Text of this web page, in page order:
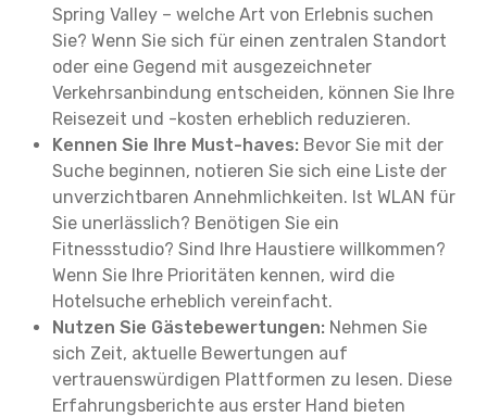
Spring Valley – welche Art von Erlebnis suchen
Sie? Wenn Sie sich für einen zentralen Standort
oder eine Gegend mit ausgezeichneter
Verkehrsanbindung entscheiden, können Sie Ihre
Reisezeit und -kosten erheblich reduzieren.
Kennen Sie Ihre Must-haves: Bevor Sie mit der
Suche beginnen, notieren Sie sich eine Liste der
unverzichtbaren Annehmlichkeiten. Ist WLAN für
Sie unerlässlich? Benötigen Sie ein
Fitnessstudio? Sind Ihre Haustiere willkommen?
Wenn Sie Ihre Prioritäten kennen, wird die
Hotelsuche erheblich vereinfacht.
Nutzen Sie Gästebewertungen: Nehmen Sie
sich Zeit, aktuelle Bewertungen auf
vertrauenswürdigen Plattformen zu lesen. Diese
Erfahrungsberichte aus erster Hand bieten